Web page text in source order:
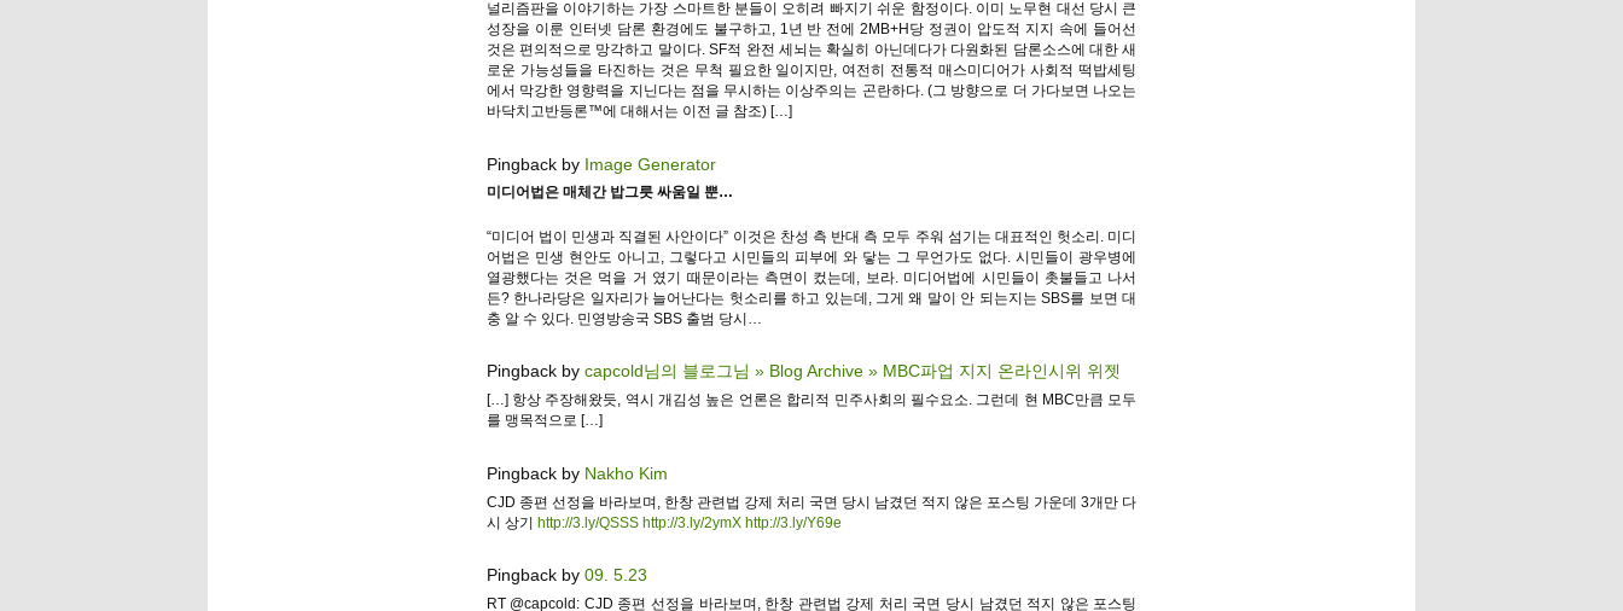
널리즘판을 이야기하는 가장 스마트한 분들이 오히려 빠지기 쉬운 함정이다. 이미 노무현 대선 당시 큰
성장을 이룬 인터넷 담론 환경에도 불구하고, 1년 반 전에 2MB+H당 정권이 압도적 지지 속에 들어선
것은 편의적으로 망각하고 말이다. SF적 완전 세뇌는 확실히 아닌데다가 다원화된 담론소스에 대한 새
로운 가능성들을 타진하는 것은 무척 필요한 일이지만, 여전히 전통적 매스미디어가 사회적 떡밥세팅
에서 막강한 영향력을 지닌다는 점을 무시하는 이상주의는 곤란하다. (그 방향으로 더 가다보면 나오는
바닥치고반등론™에 대해서는 이전 글 참조) […]
Pingback by Image Generator
미디어법은 매체간 밥그릇 싸움일 뿐…
“미디어 법이 민생과 직결된 사안이다” 이것은 찬성 측 반대 측 모두 주워 섬기는 대표적인 헛소리. 미디
어법은 민생 현안도 아니고, 그렇다고 시민들의 피부에 와 닿는 그 무언가도 없다. 시민들이 광우병에
열광했다는 것은 먹을 거 였기 때문이라는 측면이 컸는데, 보라. 미디어법에 시민들이 촛불들고 나서
든? 한나라당은 일자리가 늘어난다는 헛소리를 하고 있는데, 그게 왜 말이 안 되는지는 SBS를 보면 대
충 알 수 있다. 민영방송국 SBS 출범 당시…
Pingback by capcold님의 블로그님 » Blog Archive » MBC파업 지지 온라인시위 위젯
[…] 항상 주장해왔듯, 역시 개김성 높은 언론은 합리적 민주사회의 필수요소. 그런데 현 MBC만큼 모두
를 맹목적으로 […]
Pingback by Nakho Kim
CJD 종편 선정을 바라보며, 한창 관련법 강제 처리 국면 당시 남겼던 적지 않은 포스팅 가운데 3개만 다
시 상기 http://3.ly/QSSS http://3.ly/2ymX http://3.ly/Y69e
Pingback by 09. 5.23
RT @capcold: CJD 종편 선정을 바라보며, 한창 관련법 강제 처리 국면 당시 남겼던 적지 않은 포스팅